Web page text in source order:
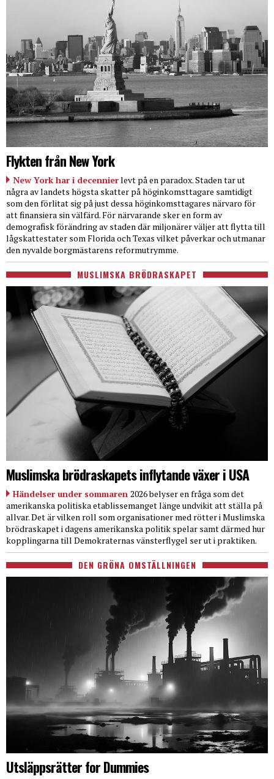
Flykten från New York
New York har i decennierlevt på en paradox. Staden tar ut
några av landets högsta skatter på höginkomsttagare samtidigt
som den förlitat sig på just dessa höginkomsttagares närvaro för
att finansiera sin välfärd. För närvarande sker en form av
demografisk förändring av staden där miljonärer väljer att flytta till
lågskattestater som Florida och Texas vilket påverkar och utmanar
den nyvalde borgmästarens reformutrymme.
MUSLIMSKA BRÖDRASKAPET
Muslimska brödraskapets inflytande växer i USA
Händelser under sommaren 2026 belyser en fråga som det
amerikanska politiska etablissemanget länge undvikit att ställa på
allvar. Det är vilken roll som organisationer med rötter i Muslimska
brödraskapet i dagens amerikanska politik spelar samt därmed hur
kopplingarna till Demokraternas vänsterflygel ser ut i praktiken.
DEN GRÖNA OMSTÄLLNINGEN
Utsläppsrätter for Dummies